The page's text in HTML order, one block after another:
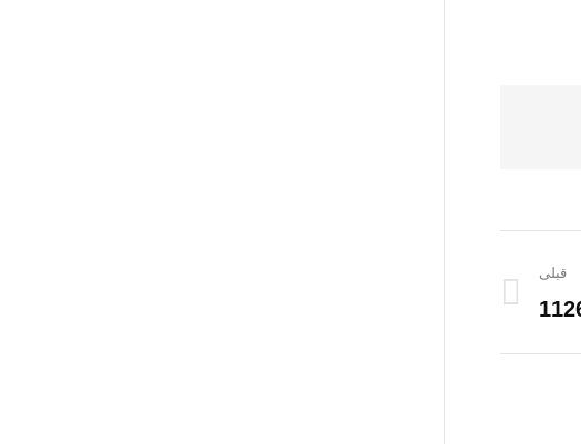
قبلی
پروژه